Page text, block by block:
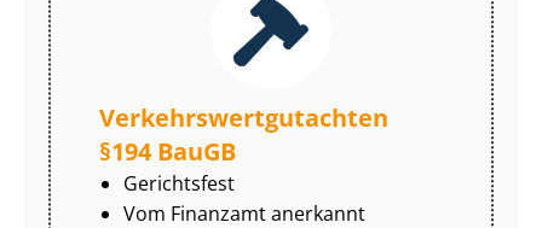
Ver­kehrs­wert­gut­ach­ten
§194 BauGB
Gerichtsfest
Vom Finanzamt anerkannt